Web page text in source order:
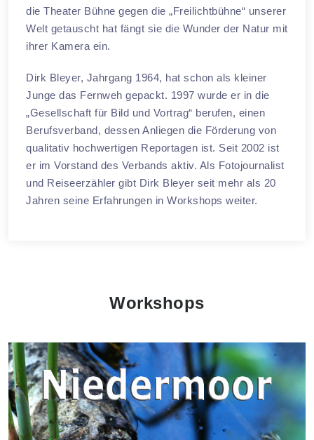
die Theater Bühne gegen die „Freilichtbühne“ unserer
Welt getauscht hat fängt sie die Wunder der Natur mit
ihrer Kamera ein.
Dirk Bleyer, Jahrgang 1964, hat schon als kleiner
Junge das Fernweh gepackt. 1997 wurde er in die
„Gesellschaft für Bild und Vortrag“ berufen, einen
Berufsverband, dessen Anliegen die Förderung von
qualitativ hochwertigen Reportagen ist. Seit 2002 ist
er im Vorstand des Verbands aktiv. Als Fotojournalist
und Reiseerzähler gibt Dirk Bleyer seit mehr als 20
Jahren seine Erfahrungen in Workshops weiter.
Workshops